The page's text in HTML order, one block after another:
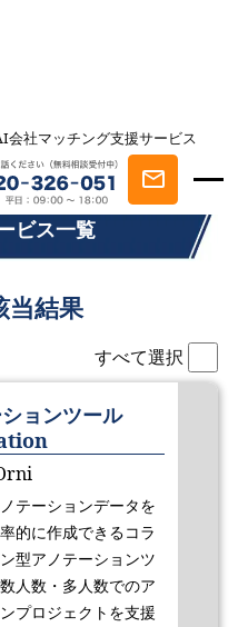
社マッチング支援サービス
覧
ビス一覧
当結果
すべて選択
ョンツール
テーションデータを
的に作成できるコラ
型アノテーションツ
人数・多人数でのア
プロジェクトを支援